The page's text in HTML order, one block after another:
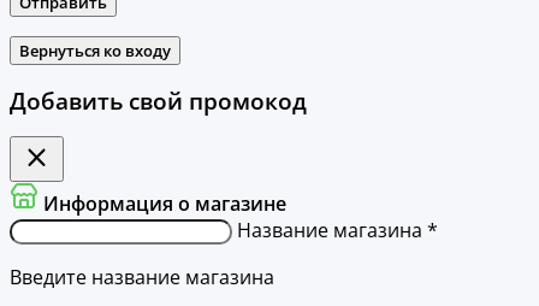
Вернуться ко входу
Добавить свой промокод
Информация о магазине
Название магазина *
Введите название магазина